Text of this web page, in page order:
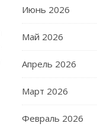
Июнь 2026
Май 2026
Апрель 2026
Март 2026
Февраль 2026